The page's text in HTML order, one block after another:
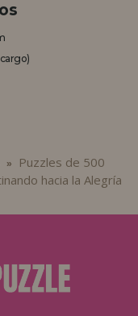
»
Puzzles de 500
hacia la Alegría